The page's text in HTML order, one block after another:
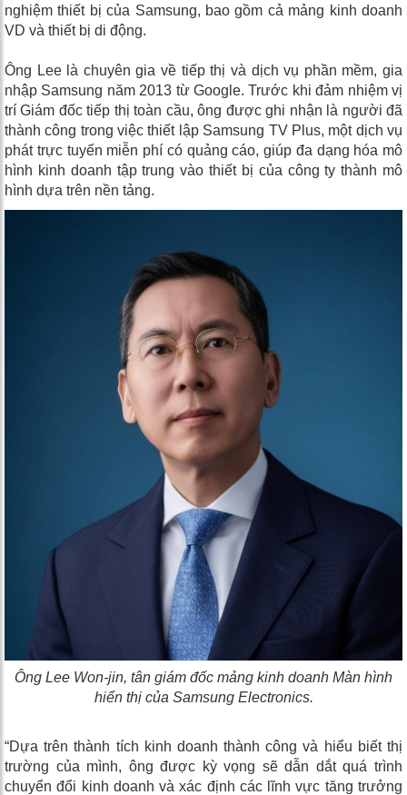
nghiệm thiết bị của Samsung, bao gồm cả mảng kinh doanh
VD và thiết bị di động.
Ông Lee là chuyên gia về tiếp thị và dịch vụ phần mềm, gia
nhập Samsung năm 2013 từ Google. Trước khi đảm nhiệm vị
trí Giám đốc tiếp thị toàn cầu, ông được ghi nhận là người đã
thành công trong việc thiết lập Samsung TV Plus, một dịch vụ
phát trực tuyến miễn phí có quảng cáo, giúp đa dạng hóa mô
hình kinh doanh tập trung vào thiết bị của công ty thành mô
hình dựa trên nền tảng.
Ông Lee Won-jin, tân giám đốc mảng kinh doanh Màn hình
hiển thị của Samsung Electronics.
“Dựa trên thành tích kinh doanh thành công và hiểu biết thị
trường của mình, ông được kỳ vọng sẽ dẫn dắt quá trình
chuyển đổi kinh doanh và xác định các lĩnh vực tăng trưởng